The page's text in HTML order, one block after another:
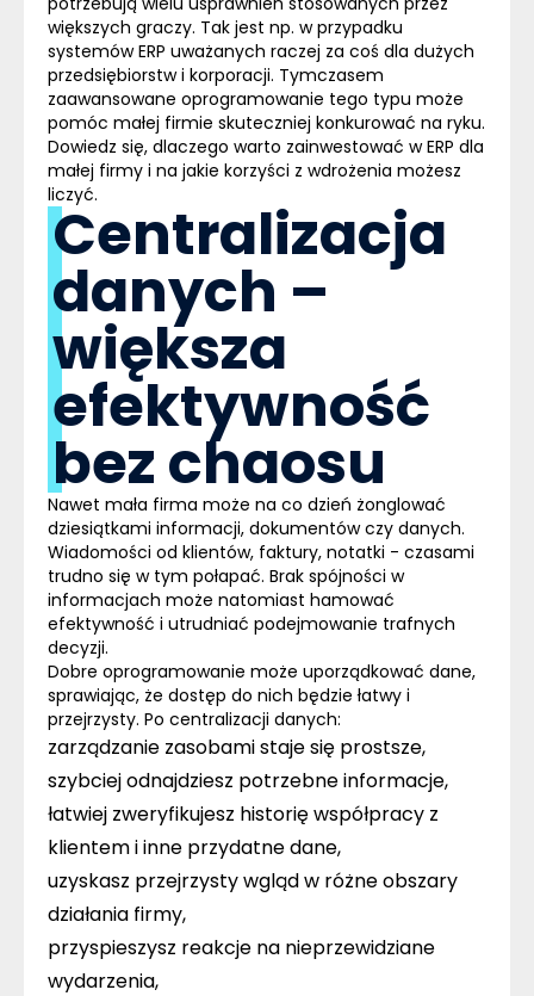
większych graczy. Tak jest np. w przypadku
systemów ERP uważanych raczej za coś dla dużych
przedsiębiorstw i korporacji. Tymczasem
zaawansowane oprogramowanie tego typu może
pomóc małej firmie skuteczniej konkurować na ryku.
Dowiedz się, dlaczego warto zainwestować w ERP dla
małej firmy i na jakie korzyści z wdrożenia możesz
liczyć.
Centralizacja
danych –
większa
efektywność
bez chaosu
Nawet mała firma może na co dzień żonglować
dziesiątkami informacji, dokumentów czy danych.
Wiadomości od klientów, faktury, notatki - czasami
trudno się w tym połapać. Brak spójności w
informacjach może natomiast hamować
efektywność i utrudniać podejmowanie trafnych
decyzji.
Dobre oprogramowanie może uporządkować dane,
sprawiając, że dostęp do nich będzie łatwy i
przejrzysty. Po centralizacji danych:
zarządzanie zasobami staje się prostsze,
szybciej odnajdziesz potrzebne informacje,
łatwiej zweryfikujesz historię współpracy z
klientem i inne przydatne dane,
uzyskasz przejrzysty wgląd w różne obszary
działania firmy,
przyspieszysz reakcje na nieprzewidziane
wydarzenia,